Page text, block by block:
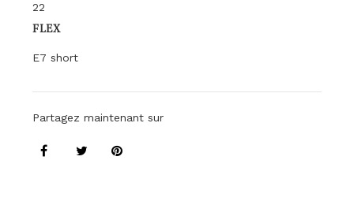
22
FLEX
E7 short
Partagez maintenant sur